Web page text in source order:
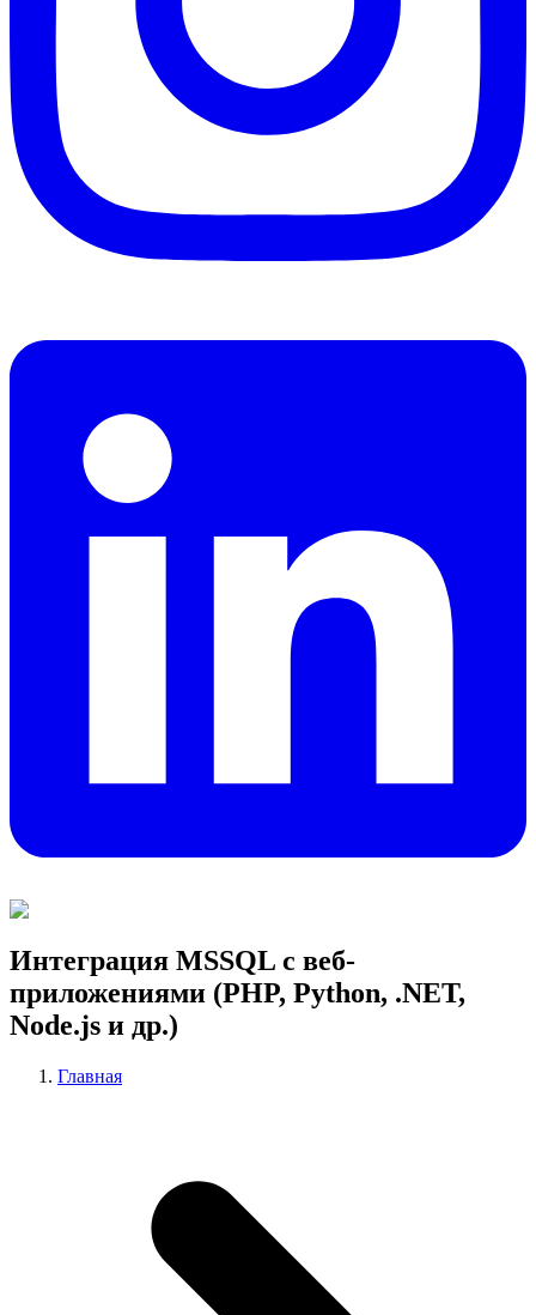
Интеграция MSSQL с веб-
приложениями (PHP, Python, .NET,
Node.js и др.)
Главная